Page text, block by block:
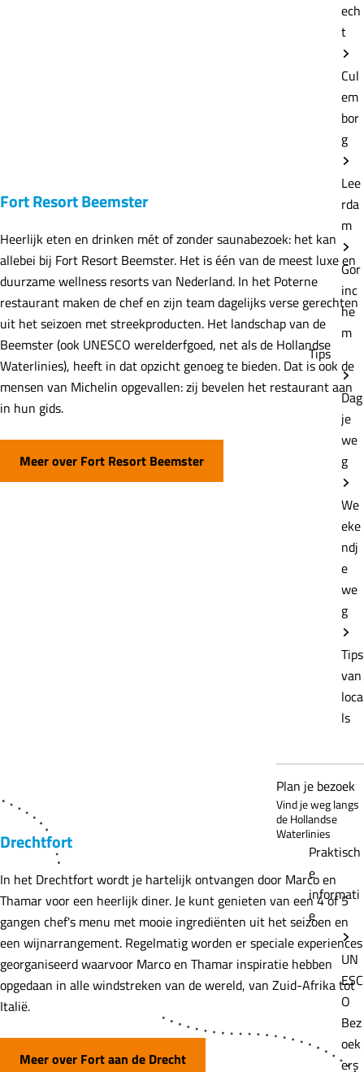
ech
t
Cul
em
bor
g
Lee
rda
m
Gor
inc
he
m
Tips
Dag
je
we
g
We
eke
ndj
e
we
g
Tips
van
loca
ls
Plan je bezoek
Vind je weg langs
de Hollandse
Waterlinies
Praktisch
e
informati
e
UN
ESC
O
Bez
oek
ers
Fort Resort Beemster
Heerlijk eten en drinken mét of zonder saunabezoek: het kan
allebei bij Fort Resort Beemster. Het is één van de meest luxe en
duurzame wellness resorts van Nederland. In het Poterne
restaurant maken de chef en zijn team dagelijks verse gerechten
uit het seizoen met streekproducten. Het landschap van de
Beemster (ook UNESCO werelderfgoed, net als de Hollandse
Waterlinies), heeft in dat opzicht genoeg te bieden. Dat is ook de
mensen van Michelin opgevallen: zij bevelen het restaurant aan
in hun gids.
Meer over Fort Resort Beemster
Drechtfort
In het Drechtfort wordt je hartelijk ontvangen door Marco en
Thamar voor een heerlijk diner. Je kunt genieten van een 4 of 5
gangen chef's menu met mooie ingrediënten uit het seizoen en
een wijnarrangement. Regelmatig worden er speciale experiences
georganiseerd waarvoor Marco en Thamar inspiratie hebben
opgedaan in alle windstreken van de wereld, van Zuid-Afrika tot
Italië.
Meer over Fort aan de Drecht